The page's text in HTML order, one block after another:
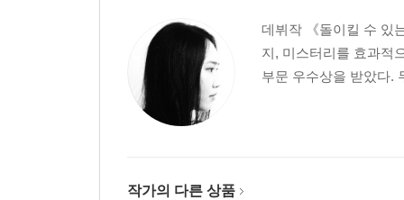
데뷔작 《돌이킬 수 있
지, 미스터리를 효과적
부문 우수상을 받았다.
작가의 다른 상품